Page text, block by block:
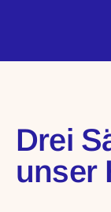
Drei
unser